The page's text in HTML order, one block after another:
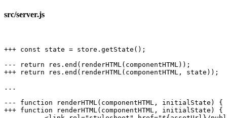
src/server.js
+++ const state = store.getState();
--- return res.end(renderHTML(componentHTML));
+++ return res.end(renderHTML(componentHTML, state));
...
--- function renderHTML(componentHTML, initialState) {
+++ function renderHTML(componentHTML, initialState) {